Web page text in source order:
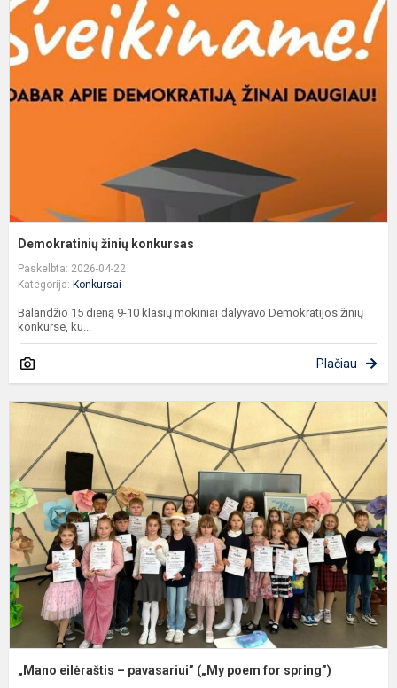
Demokratinių žinių konkursas
Paskelbta: 2026-04-22
Kategorija: Konkursai
Balandžio 15 dieną 9-10 klasių mokiniai dalyvavo Demokratijos žinių
konkurse, ku...
Plačiau
„Mano eilėraštis – pavasariui” („My poem for spring”)